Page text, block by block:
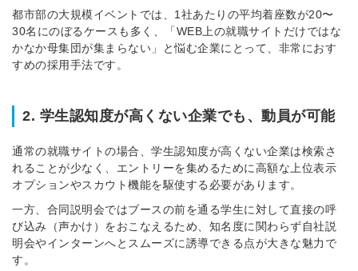
都市部の大規模イベントでは、1社あたりの平均着座数が20〜
30名にのぼるケースも多く、「WEB上の就職サイトだけではな
かなか母集団が集まらない」と悩む企業にとって、非常におす
すめの採用手法です。
2. 学生認知度が高くない企業でも、動員が可能
通常の就職サイトの場合、学生認知度が高くない企業は検索さ
れることが少なく、エントリーを集めるために高額な上位表示
オプションやスカウト機能を駆使する必要があります。
一方、合同説明会ではブースの前を通る学生に対して直接の呼
び込み（声かけ）をおこなえるため、知名度に関わらず自社説
明会やインターンへとスムーズに誘導できる点が大きな魅力で
す。